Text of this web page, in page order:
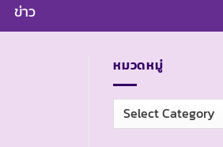
ข่าว
หมวดหมู่
หมวด
หมู่